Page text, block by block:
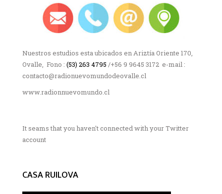
Nuestros estudios esta ubicados en Ariztía Oriente 170,
Ovalle, Fono : (53) 263 4795 /+56 9 9645 3172 e-mail :
contacto@radionuevomundodeovalle.cl
www.radionnuevomundo.cl
It seams that you haven't connected with your Twitter
account
CASA RUILOVA